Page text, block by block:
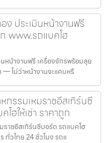
ประเมินหน้างานฟรี
www.รถแบคโฮ
หน้างานฟรี เครื่องจักรพร้อมลุย
ไม่ว่าหน้างานจะแคบหรื
รรมเหมราชอีสเทิร์นซี
ฮให้เช่า ราคาถูก
าชอีสเทิร์นซีบอร์ด รถแบคโฮ
ทั่วไทย 24 ชั่วโมง รถแ